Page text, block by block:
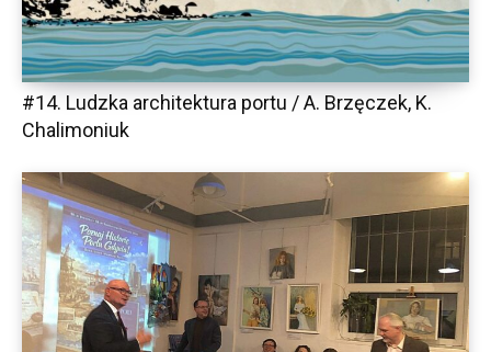
#14. Ludzka architektura portu / A. Brzęczek, K.
Chalimoniuk